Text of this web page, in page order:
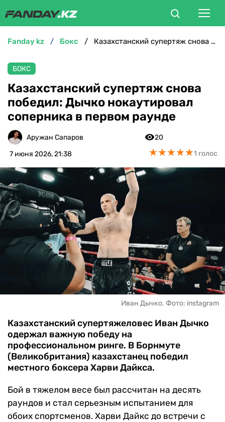
БОКС
ММА
ТЕННИС
ФУТЗАЛ
ВЕЛОСПОРТ
ЧМ-2026
БУКМЕКЕРЫ
fanday kz бокс Казахстанский супертяж снова победил: Дычко нокаутировал соперника в первом раунде
БОКС
Казахстанский супертяж снова
победил: Дычко нокаутировал
соперника в первом раунде
Аружан Сапаров
7 июня 2026, 21:38
20
★★★★★
★★★★★1 голос
Иван Дычко. Фото: instagram
Казахстанский супертяжеловес Иван Дычко
одержал важную победу на
профессиональном ринге. В Борнмуте
(Великобритания) казахстанец победил
местного боксера Харви Дайкса.
Бой в тяжелом весе был рассчитан на десять
раундов и стал серьезным испытанием для
обоих спортсменов. Харви Дайкс до встречи с